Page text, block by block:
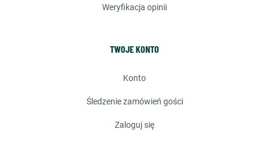
weryfikacja opinii
TWOJE KONTO
konto
śledzenie zamówień gości
zaloguj się